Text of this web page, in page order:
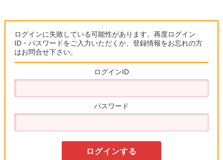
ログインに失敗している可能性があります。再度ログイン
ID・パスワードをご入力いただくか、登録情報をお忘れの方
はお問合せ下さい。
ログインID
パスワード